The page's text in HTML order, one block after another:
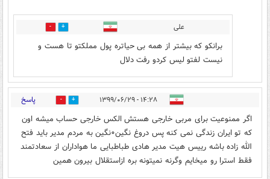
علی 2
برانکو که بیشتر از همه بی حیاتره پول مملکتو تا هست و
نیست لفتو لیس کردو رفت دلال
۱۴:۲۸ - ۱۳۹۹/۰۶/۲۹ 7 پاسخ
اگر ممنوعیت برای مربی خارجی هستش الکس خارجی حساب میشه اون
که تو ایران زندگی نمی کنه پس دروغ نگین۰نگین به مردم مدیر باید فتح
الله زاده باشه رییس هیت مدیر هادی طباطبایی ما هواداران از سعادتمند
فقط استرا رو میخایم وگرنه نمیتونه بره ازاستقلال بیرون همین